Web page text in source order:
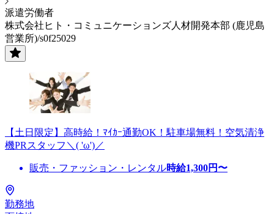
派遣労働者
株式会社ヒト・コミュニケーションズ人材開発本部 (鹿児島
営業所)/s0f25029
【土日限定】高時給！ﾏｲｶｰ通勤OK！駐車場無料！空気清浄
機PRスタッフ＼( 'ω')／
販売・ファッション・レンタル時給1,300円〜
勤務地